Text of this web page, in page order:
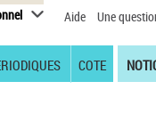
Aide Une
COTE